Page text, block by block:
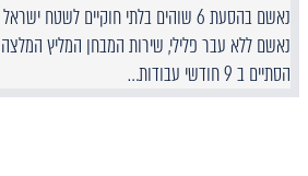
נאשם בהסעת 6 שוהים בלתי חוקיים
נאשם ללא עבר פלילי, שירות המבחן המליץ המלצה
הסתיים ב 9 חודשי עבודות…